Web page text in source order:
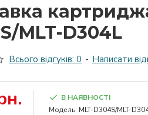
MLT-D304L
Всього відгуків: 0 - Написати
В НАЯВНОСТІ
Модель: MLT-D304S/MLT-